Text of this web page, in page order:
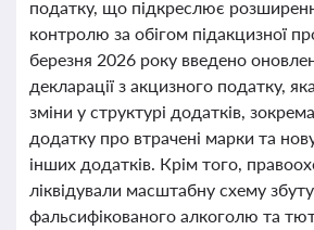
податку, що підкреслює
контролю за обігом підакцизної
березня 2026 року введено
декларації з акцизного податку,
зміни у структурі додатків,
додатку про втрачені марки та
інших додатків. Крім того,
ліквідували масштабну схему збуту
фальсифікованого алкоголю та